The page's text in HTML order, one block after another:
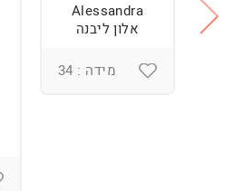
Alessandra
אלון ליבנה
מידה : 34